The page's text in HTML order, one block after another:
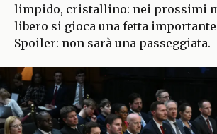
limpido, cristallino: nei prossimi
libero si gioca una fetta
Spoiler: non sarà una passeggiata.